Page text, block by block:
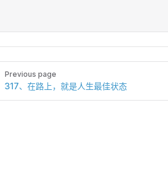
Pager
Previous page
317、在路上，就是人生最佳状态